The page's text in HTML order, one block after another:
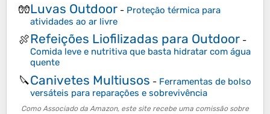
🧤Luvas Outdoor - Proteção térmica para
atividades ao ar livre
🍖Refeições Liofilizadas para Outdoor -
Comida leve e nutritiva que basta hidratar com água
quente
🔪Canivetes Multiusos - Ferramentas de bolso
versáteis para reparações e sobrevivência
Como Associado da Amazon, este site recebe uma comissão sobre